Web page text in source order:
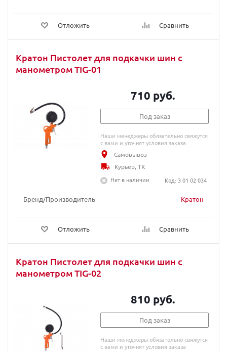
Отложить Сравнить
Кратон Пистолет для подкачки шин с
манометром TIG-01
Бренд/Производитель Кратон
Отложить Сравнить
710 руб.
Под заказ
Наши менеджеры обязательно свяжутся
с вами и уточнят условия заказа
Самовывоз
Курьер, ТК
Нет в наличии
Код: 3 01 02 034
Кратон Пистолет для подкачки шин с
манометром TIG-02
810 руб.
Под заказ
Наши менеджеры обязательно свяжутся
с вами и уточнят условия заказа